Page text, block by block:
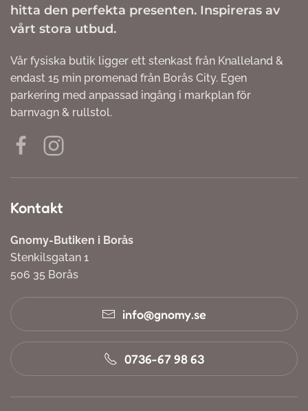
hitta den perfekta presenten. Inspireras av
vårt stora utbud.
Vår fysiska butik ligger ett stenkast från Knalleland &
endast 15 min promenad från Borås City. Egen
parkering med anpassad ingång i markplan för
barnvagn & rullstol.
Kontakt
Gnomy-Butiken i Borås
Stenkilsgatan 1
506 35 Borås
info@gnomy.se
0736-67 98 63